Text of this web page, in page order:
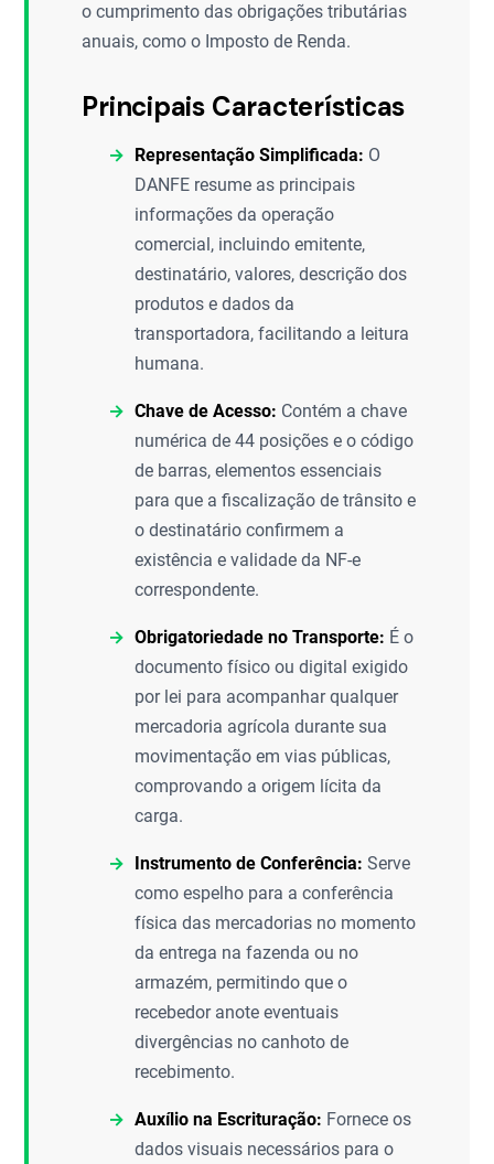
o cumprimento das obrigações tributárias
anuais, como o Imposto de Renda.
Principais Características
Representação Simplificada: O
DANFE resume as principais
informações da operação
comercial, incluindo emitente,
destinatário, valores, descrição dos
produtos e dados da
transportadora, facilitando a leitura
humana.
Chave de Acesso: Contém a chave
numérica de 44 posições e o código
de barras, elementos essenciais
para que a fiscalização de trânsito e
o destinatário confirmem a
existência e validade da NF-e
correspondente.
Obrigatoriedade no Transporte: É o
documento físico ou digital exigido
por lei para acompanhar qualquer
mercadoria agrícola durante sua
movimentação em vias públicas,
comprovando a origem lícita da
carga.
Instrumento de Conferência: Serve
como espelho para a conferência
física das mercadorias no momento
da entrega na fazenda ou no
armazém, permitindo que o
recebedor anote eventuais
divergências no canhoto de
recebimento.
Auxílio na Escrituração: Fornece os
dados visuais necessários para o